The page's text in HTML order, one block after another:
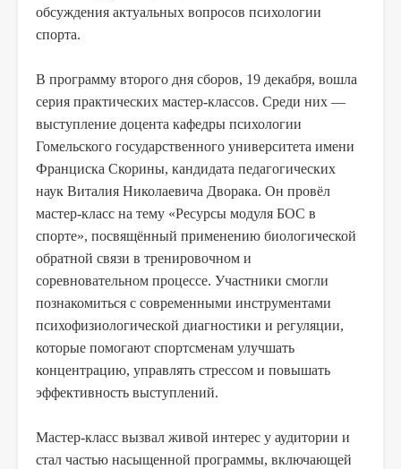
обсуждения актуальных вопросов психологии
спорта.
В программу второго дня сборов, 19 декабря, вошла
серия практических мастер-классов. Среди них —
выступление доцента кафедры психологии
Гомельского государственного университета имени
Франциска Скорины, кандидата педагогических
наук Виталия Николаевича Дворака. Он провёл
мастер-класс на тему «Ресурсы модуля БОС в
спорте», посвящённый применению биологической
обратной связи в тренировочном и
соревновательном процессе. Участники смогли
познакомиться с современными инструментами
психофизиологической диагностики и регуляции,
которые помогают спортсменам улучшать
концентрацию, управлять стрессом и повышать
эффективность выступлений.
Мастер-класс вызвал живой интерес у аудитории и
стал частью насыщенной программы, включающей